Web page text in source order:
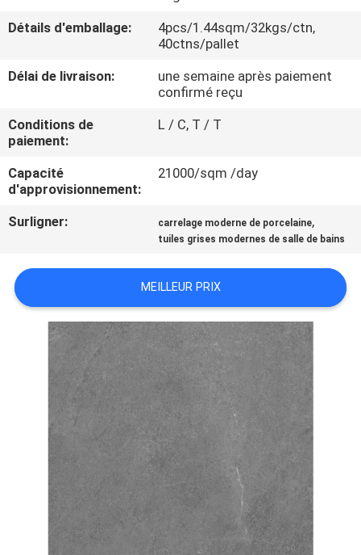
VISITE
L'USINE
CONTRÔLE
DE
LA
QUALITÉ
NOUS
CONTACTER
DEMANDEZ
UN DEVIS
PLAN
POLITIQUE
Détails d'emballage:
4pcs/1.44sqm/32kgs/ctn,
40ctns/pallet
Délai de livraison:
une semaine après paiement
confirmé reçu
Conditions de
paiement:
L / C, T / T
Capacité
d'approvisionnement:
21000/sqm /day
Surligner: carrelage moderne de porcelaine,
tuiles grises modernes de salle de bains
MEILLEUR PRIX